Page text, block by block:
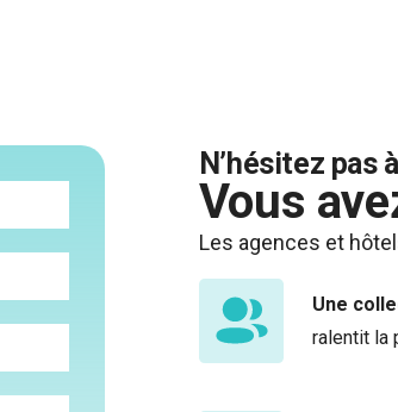
N’hésitez pas
Vous
Les agences et
Une
ralentit la